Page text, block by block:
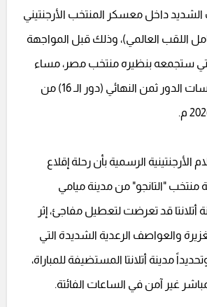
الشديد داخل معسكر المنتخب الأرجنتيني
اللقب العالمي)، وذلك قبل المواجهة
التي ستجمعه بنظيره منتخب مصر، مساء
الثلاثاء، لحساب منافسات الدور ثمن النهائي (دور الـ 16) من
الأرجنتينية الرسمية بأن رحلة إقلاع
منتخب "التانجو" من مدينة ميامي
أتلانتا قد تعرضت لتعطيل مفاجئ، إثر
والعواصف الرعدية الشديدة التي
مدينة أتلانتا المستضيفة للمباراة،
غير آمن في الساعات الفائتة.